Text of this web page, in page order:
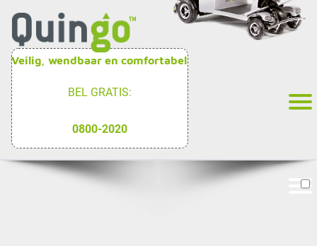
Veilig, wendbaar en comfortabel
BEL GRATIS:
0800-2020